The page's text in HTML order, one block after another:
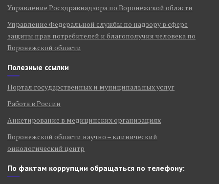
Управление Росздравнадзора по Воронежской области
Управление Федеральной службы по надзору в сфере
защиты прав потребителей и благополучия человека по
Воронежской области
Полезные ссылки
Портал государственных и муниципальных услуг
Работа в России
Анкетирование в медицинских организациях
Воронежской области научно – клинический
онкологический центр
По фактам коррупции обращаться по телефону: